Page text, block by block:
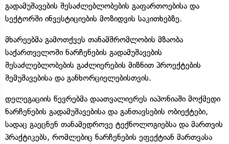
გადამუშავების შესაძლებლობების გაფართოებისა და
სექტორში ინვესტიციების მოზიდვის საკითხებზე.
მხარეებმა გამოთქვეს თანამშრომლობის მზაობა
საქართველოში ნარჩენების გადამუშავების
შესაძლებლობების გაძლიერების მიზნით პროექტების
შემუშავებისა და განხორციელებისთვის.
დელეგაციის წევრებმა დაათვალიერეს იაპონიაში მოქმედი
ნარჩენების გადამუშავებისა და განთავსების ობიექტები,
სადაც გაეცნენ თანამედროვე ტექნოლოგიებსა და მართვის
პრაქტიკებს, რომლებიც ნარჩენების ეფექტიან მართვასა